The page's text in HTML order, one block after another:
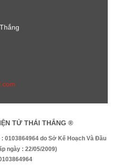
TỬ THÁI THẮNG ®
0103864964 do Sở Kế Hoạch Và Đầu
ngày : 22/05/2009)